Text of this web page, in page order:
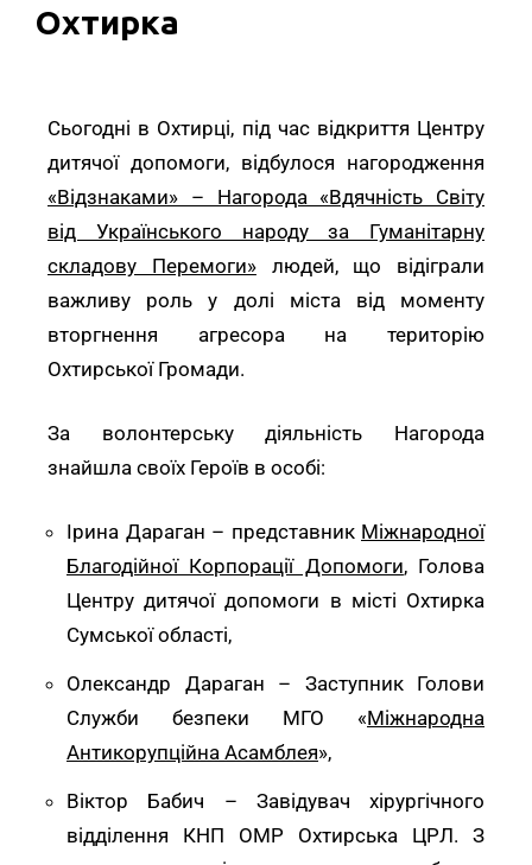
Охтирка
Сьогодні в Охтирці, під час відкриття Центру
дитячої допомоги, відбулося нагородження
«Відзнаками» – Нагорода «Вдячність Світу
від Українського народу за Гуманітарну
складову Перемоги»людей, що відіграли
важливу роль у долі міста від моменту
вторгнення агресора на територію
Охтирської Громади.
За волонтерську діяльність Нагорода
знайшла своїх Героїв в особі:
Ірина Дараган – представник Міжнародної
Благодійної Корпорації Допомоги, Голова
Центру дитячої допомоги в місті Охтирка
Сумської області,
Олександр Дараган – Заступник Голови
Служби безпеки МГО «Міжнародна
Антикорупційна Асамблея»,
Віктор Бабич – Завідувач хірургічного
відділення КНП ОМР Охтирська ЦРЛ. З